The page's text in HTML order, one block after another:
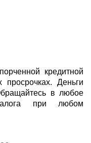
кредитной
просрочках. Деньги
в любое
при любом